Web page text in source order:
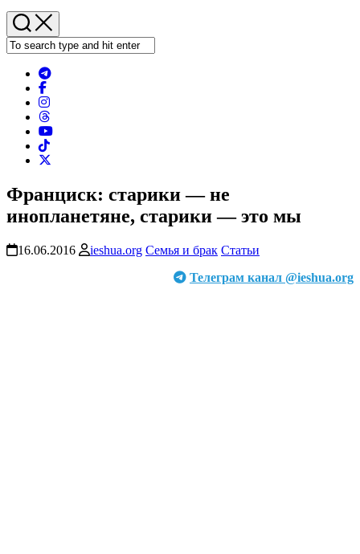
Франциск: старики — не
инопланетяне, старики — это мы
16.06.2016 ieshua.org Семья и брак Статьи
Телеграм канал @ieshua.org